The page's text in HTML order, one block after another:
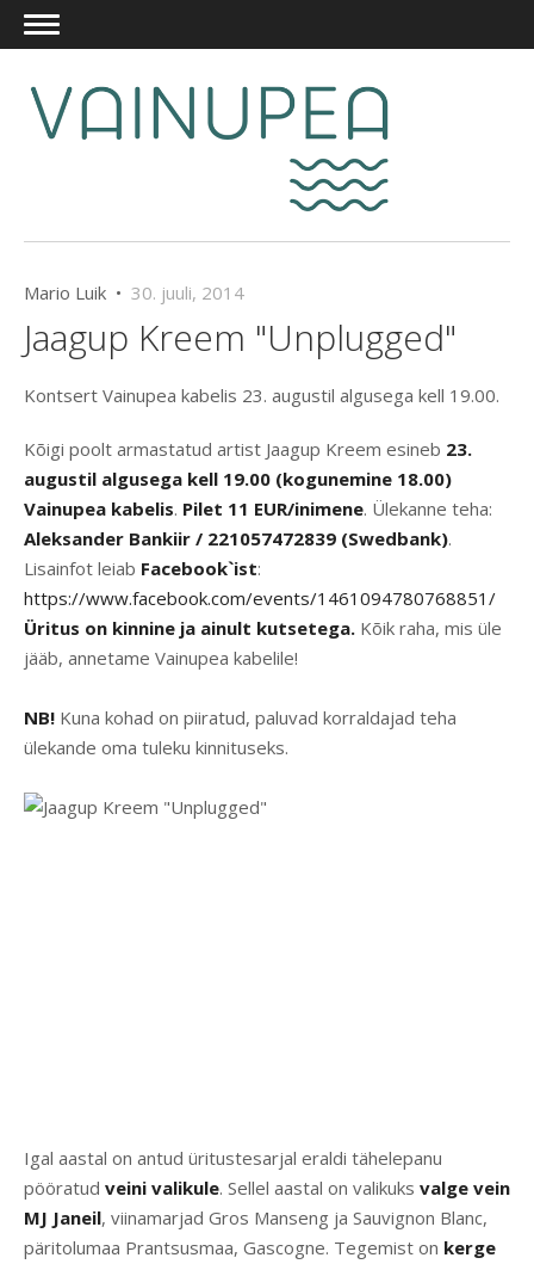
Mario Luik • 30. juuli, 2014
Jaagup Kreem "Unplugged"
Kontsert Vainupea kabelis 23. augustil algusega kell 19.00.
Kõigi poolt armastatud artist Jaagup Kreem esineb 23.
augustil algusega kell 19.00 (kogunemine 18.00)
Vainupea kabelis. Pilet 11 EUR/inimene. Ülekanne teha:
Aleksander Bankiir / 221057472839 (Swedbank).
Lisainfot leiab Facebook`ist:
https://www.facebook.com/events/1461094780768851/
Üritus on kinnine ja ainult kutsetega. Kõik raha, mis üle
jääb, annetame Vainupea kabelile!
NB! Kuna kohad on piiratud, paluvad korraldajad teha
ülekande oma tuleku kinnituseks.
Igal aastal on antud üritustesarjal eraldi tähelepanu
pööratud veini valikule. Sellel aastal on valikuks valge vein
MJ Janeil, viinamarjad Gros Manseng ja Sauvignon Blanc,
päritolumaa Prantsusmaa, Gascogne. Tegemist on kerge